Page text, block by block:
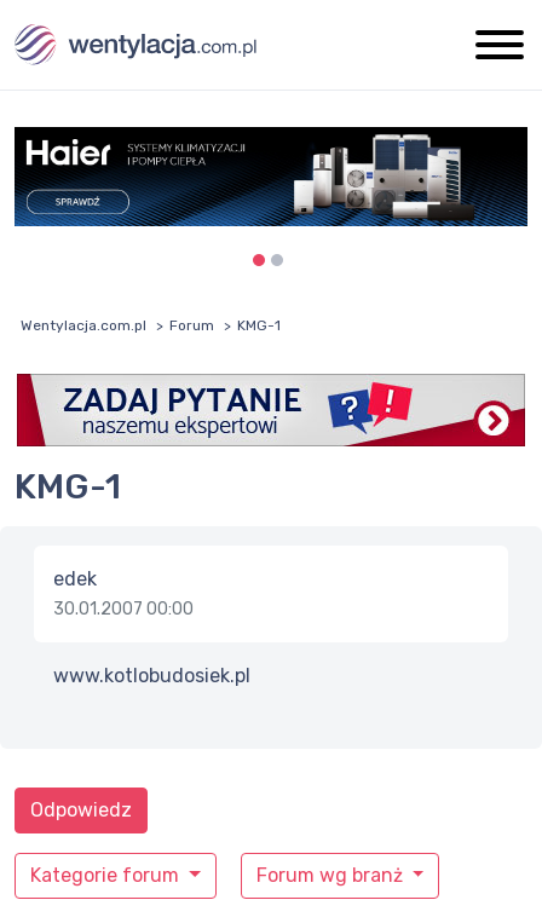
Wentylacja.com.pl Forum KMG-1
KMG-1
edek
30.01.2007 00:00
www.kotlobudosiek.pl
Kategorie forum Forum wg branż
Odpowiedz